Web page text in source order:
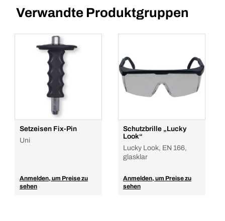
Verwandte Produktgruppen
Setzeisen Fix-Pin
Uni
Anmelden, um Preise zu
sehen
Schutzbrille „Lucky
Look“
Lucky Look, EN 166,
glasklar
Anmelden, um Preise zu
sehen